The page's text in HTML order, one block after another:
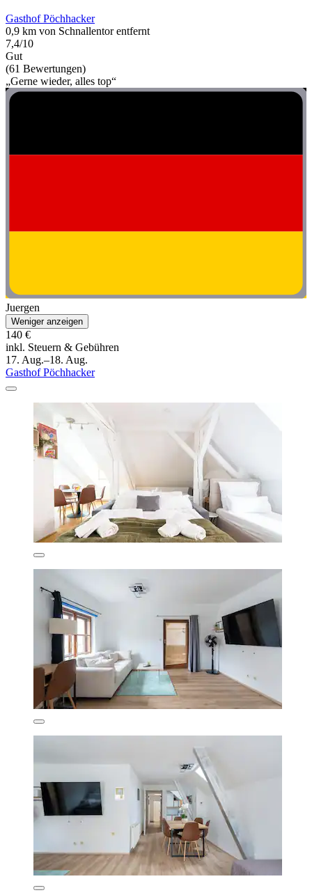
Gasthof Pöchhacker
0,9 km von Schnallentor entfernt
7,4/10
Gut
(61 Bewertungen)
„Gerne wieder, alles top“
Juergen
Weniger anzeigen
140 €
inkl. Steuern & Gebühren
17. Aug.–18. Aug.
Gasthof Pöchhacker